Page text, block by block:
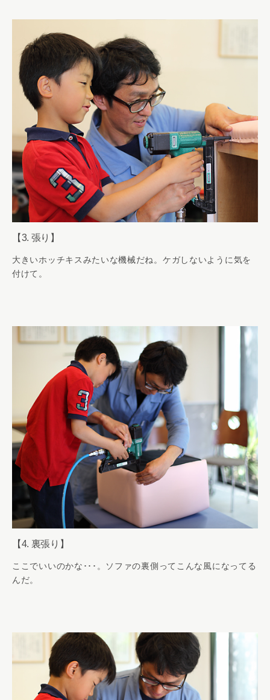
【3. 張り】
大きいホッチキスみたいな機械だね。ケガしないように気を
付けて。
【4. 裏張り】
ここでいいのかな･･･。ソファの裏側ってこんな風になってる
んだ。